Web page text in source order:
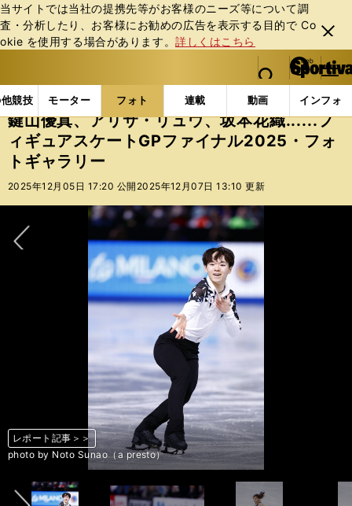
当サイトでは当社の提携先等がお客様のニーズ等について調
査・分析したり、お客様にお勧めの広告を表⽰する⽬的で Co
okie を使⽤する場合があります。詳しくはこちら
閉じ
る
web Sportiva (webスポルティーバ)
検索
マイペ
ー
ジ
メニュ
競技 モーター フォト 連載 動画 インフォ
b
ス
ポ
ル
テ
ー
バ
フォトギャラリー 鍵山優真、アリサ・リュウ、坂本
鍵山優真、アリサ・リュウ、坂本花織......フ
ィギュアスケートGPファイナル2025・フォ
トギャラリー
2025年12月05日 17:20 公開 2025年12月07日 13:10 更新
レポート記事＞＞
photo by Noto Sunao（a presto）
レポート記事＞＞
photo by Noto Sunao（a presto）
レポート記事＞＞
photo by Noto Sunao（a presto）
レポート記事＞＞
photo by Noto Sunao（a presto）
レポート記事＞＞
photo by Noto Sunao（a presto）
レポート記事＞＞
photo by Noto Sunao（a presto）
レポート記事＞＞
photo by Noto Sunao（a presto）
レポート記事＞＞
photo by Noto Sunao（a presto）
レポート記事＞＞
photo by Noto Sunao（a presto）
レポート記事＞＞
photo by Noto Sunao（a presto）
レポート記事＞＞
photo by Noto Sunao（a presto）
レポート記事＞＞
photo by Noto Sunao（a presto）
レポート記事＞＞
photo by Noto Sunao（a presto）
レポート記事＞＞
photo by Noto Sunao（a presto）
レポート記事＞＞
photo by Noto Sunao（a presto）
レポート記事＞＞
photo by Noto Sunao（a presto）
レポート記事＞＞
photo by Noto Sunao（a presto）
前へ